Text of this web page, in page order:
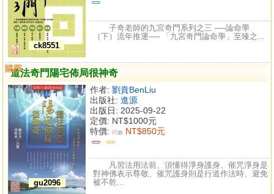
ck8551
子奇老師的九宮奇門系列之三 ──論命學
（下）流年推運── 「九宮奇門論命學」至臻之...
道法奇門陽宅佈局很神奇
gu2096
作者: 劉賁BenLiu
出版社: 進源
出版日: 2025-09-22
定價: NT$1000元
特價: 85折 NT$850元
購買
比較
凡習法用法前、須懂得淨身護身、催咒淨身是
對神佛表示尊敬、催咒護身則是行道作法時、避免
被不乾...